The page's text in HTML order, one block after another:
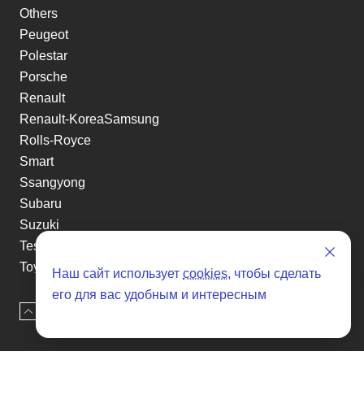
Others
Peugeot
Polestar
Porsche
Renault
Renault-KoreaSamsung
Rolls-Royce
Smart
Ssangyong
Subaru
Suzuki
Tesla
Toyota
Volvo
Xin yuan
etc
Наш сайт использует cookies, чтобы сделать
его для вас удобным и интересным